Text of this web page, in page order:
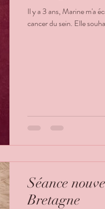
Il y a 3 ans, Marine m'a
cancer du sein. Elle
Séance
Bretagne